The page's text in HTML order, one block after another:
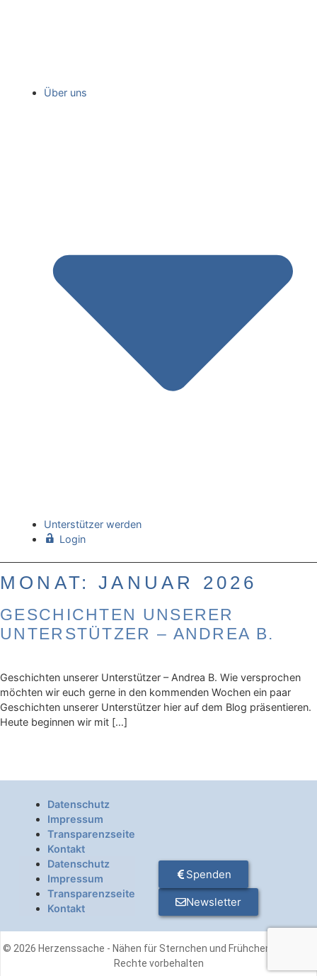
Über uns
Unterstützer werden
Login
MONAT:JANUAR 2026
GESCHICHTEN UNSERER
UNTERSTÜTZER – ANDREA B.
Geschichten unserer Unterstützer – Andrea B. Wie versprochen
möchten wir euch gerne in den kommenden Wochen ein paar
Geschichten unserer Unterstützer hier auf dem Blog präsentieren.
Heute beginnen wir mit […]
Datenschutz
Impressum
Transparenzseite
Kontakt
Datenschutz
Impressum
Transparenzseite
Kontakt
Newsletter
Spenden
© 2026 Herzenssache - Nähen für Sternchen und Frühchen e. V. - Alle
Rechte vorbehalten